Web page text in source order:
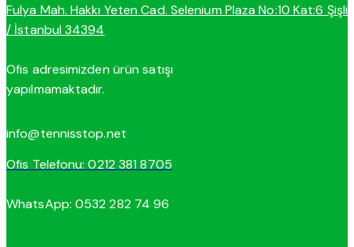
Fulya Mah. Hakkı Yeten Cad. Selenium Plaza No:10 Kat:6 Şişli
/ İstanbul 34394
Ofis adresimizden ürün satışı
yapılmamaktadır.
info@tennisstop.net
Ofis Telefonu: 0212 381 8705
WhatsApp: 0532 282 74 96